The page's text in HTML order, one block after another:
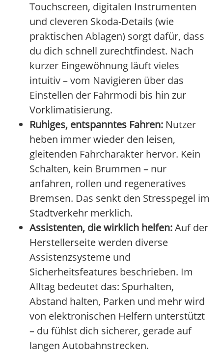
Touchscreen, digitalen Instrumenten
und cleveren Skoda-Details (wie
praktischen Ablagen) sorgt dafür, dass
du dich schnell zurechtfindest. Nach
kurzer Eingewöhnung läuft vieles
intuitiv – vom Navigieren über das
Einstellen der Fahrmodi bis hin zur
Vorklimatisierung.
Ruhiges, entspanntes Fahren: Nutzer
heben immer wieder den leisen,
gleitenden Fahrcharakter hervor. Kein
Schalten, kein Brummen – nur
anfahren, rollen und regeneratives
Bremsen. Das senkt den Stresspegel im
Stadtverkehr merklich.
Assistenten, die wirklich helfen:Auf der
Herstellerseite werden diverse
Assistenzsysteme und
Sicherheitsfeatures beschrieben. Im
Alltag bedeutet das: Spurhalten,
Abstand halten, Parken und mehr wird
von elektronischen Helfern unterstützt
– du fühlst dich sicherer, gerade auf
langen Autobahnstrecken.